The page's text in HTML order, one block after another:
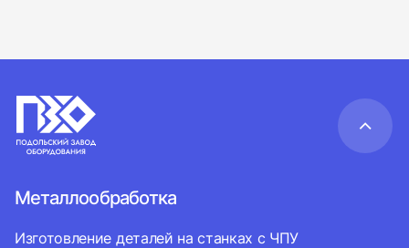
Металлообработка
Изготовление деталей на станках с ЧПУ